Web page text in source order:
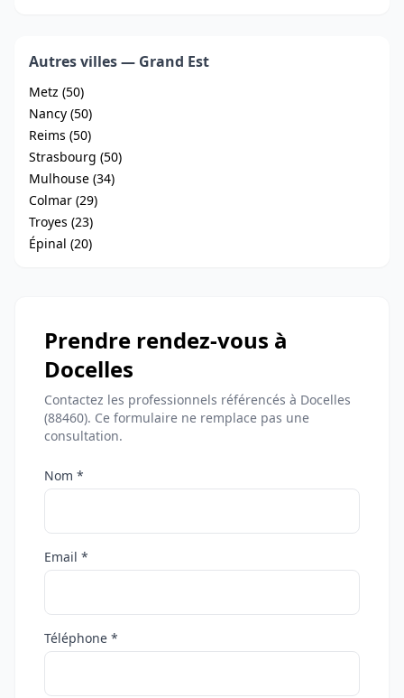
Autres villes — Grand Est
Metz (50)
Nancy (50)
Reims (50)
Strasbourg (50)
Mulhouse (34)
Colmar (29)
Troyes (23)
Épinal (20)
Prendre rendez-vous à
Docelles
Contactez les professionnels référencés à Docelles
(88460). Ce formulaire ne remplace pas une
consultation.
Nom *
Email *
Téléphone *